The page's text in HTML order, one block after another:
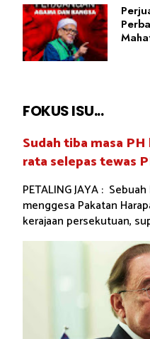
FOKUS ISU...
Sudah tiba masa
rata selepas tewas
PETALING JAYA :
menggesa Pakatan
kerajaan persekutuan,